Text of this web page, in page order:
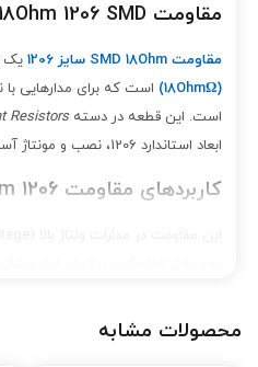
مقاومت 18Ohm 1206 SMD
مقاومت SMD 18Ohm سایز 1206 یک
(18Ohm
Ω)
است که برای مدارهایی با
است. این قطعه در دستهResistors
ابعاد استاندارد 1206، نصب و مونتاژ آسانی دارد.
کاربردهای مقاومت 18Ohm 1206
مهم آن است.
محصولات مشابه